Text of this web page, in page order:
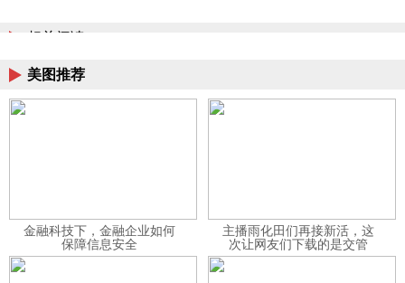
相关阅读
美图推荐
金融科技下，金融企业如何
保障信息安全
主播雨化田们再接新活，这
次让网友们下载的是交管
12123APP